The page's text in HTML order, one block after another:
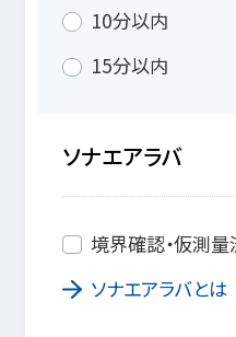
10分以内
15分以内
ソナエアラバ
境界確認・仮測量
ソナエアラバとは